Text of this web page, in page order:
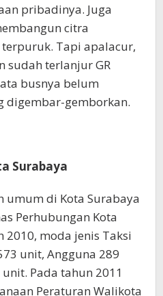
pribadinya. Juga
citra
Tapi apalacur,
sudah terlanjur GR
busnya belum
digembar-gemborkan.
Surabaya
umum di Kota Surabaya
Perhubungan Kota
moda jenis Taksi
unit, Angguna 289
Pada tahun 2011
Peraturan Walikota